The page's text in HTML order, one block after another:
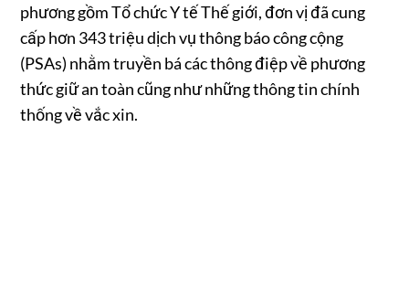
phương gồm Tổ chức Y tế Thế giới, đơn vị đã cung
cấp hơn 343 triệu dịch vụ thông báo công cộng
(PSAs) nhằm truyền bá các thông điệp về phương
thức giữ an toàn cũng như những thông tin chính
thống về vắc xin.